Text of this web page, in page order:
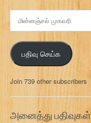
ன
ஞ்
ச
ல்
க
வ
பதிவு செய்க
Join 739 other subscribers
அனைத்து பதிவுகள்